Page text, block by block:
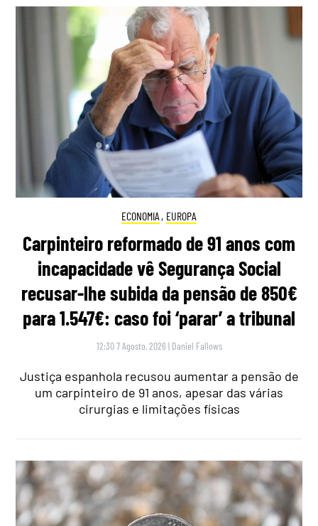
ECONOMIA , EUROPA
Carpinteiro reformado de 91 anos com
incapacidade vê Segurança Social
recusar-lhe subida da pensão de 850€
para 1.547€: caso foi ‘parar’ a tribunal
12:30 7 Agosto, 2026 | Daniel Fallows
Justiça espanhola recusou aumentar a pensão de
um carpinteiro de 91 anos, apesar das várias
cirurgias e limitações físicas